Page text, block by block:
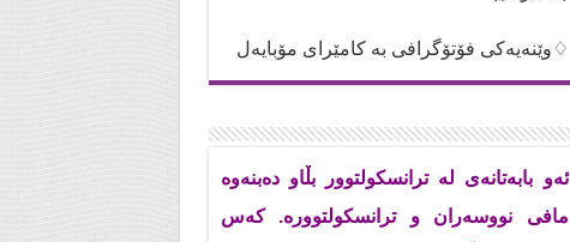
♢وێنەیەکی فۆتۆگرافی بە کامێرای مۆبایەل
ئەو بابەتانەی لە ترانسکولتوور بڵاو دەبنەوە
مافی نووسەران و ترانسکولتوورە. کەس